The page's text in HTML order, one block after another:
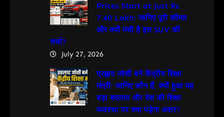
Prices Start at Just Rs
7.40 Lakh: जानिए पूरी कीमत
और क्यों मची है इस SUV की
चर्चा?
July 27, 2026
प्रह्लाद जोशी बने केंद्रीय शिक्षा
मंत्री: जानिए कौन हैं, क्यों हुआ यह
बड़ा बदलाव और देश की शिक्षा
व्यवस्था पर क्या पड़ेगा असर?